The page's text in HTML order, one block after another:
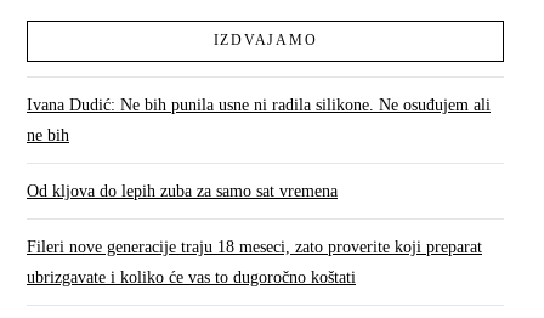
IZDVAJAMO
Ivana Dudić: Ne bih punila usne ni radila silikone. Ne osuđujem ali
ne bih
Od kljova do lepih zuba za samo sat vremena
Fileri nove generacije traju 18 meseci, zato proverite koji preparat
ubrizgavate i koliko će vas to dugoročno koštati